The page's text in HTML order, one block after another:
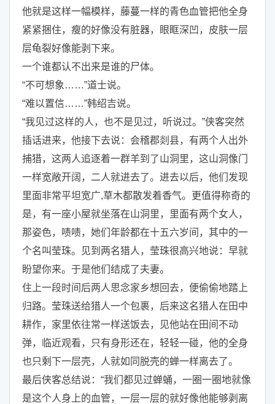
他就是这样一幅模样，藤蔓一样的青色血管把他全身
紧紧捆住，瘦的好像没有脏器，眼眶深凹，皮肤一层
层龟裂好像能剥下来。
一个谁都认不出来是谁的尸体。
“不可想象……”道士说。
“难以置信……”韩绍吉说。
“我见过这样的人，也不是见过，听说过。”侠客突然
插话进来，他接下去说：会稽郡剡县，有两个人出外
捕猎，这两人追逐着一群羊到了山洞里，这山洞像门
一样宽敞开阔，二人就进去了。进去以后，他们发现
里面非常平坦宽广,草木都散发着香气。更值得称奇的
是，有一座小屋就坐落在山洞里，里面有两个女人，
那姿色，啧啧，她们年龄都在十五六岁间，其中的一
个名叫莹珠。见到两名猎人，莹珠很高兴地说：早就
盼望你来。于是他们结成了夫妻。
住上一段时间后两人思念家乡想回去，便偷偷地踏上
归路。莹珠送给猎人一个包裹，后来这名猎人在田中
耕作，家里依往常一样送饭去，见他站在田间不动
弹，临近观看，只有身形还在，轻轻一碰，他的全身
也只剩下一层壳，人就如同脱壳的蝉一样离去了。
最后侠客总结说：“我们都见过蝉蛹，一圈一圈地就像
是这个人身上的血管，一层一层的就好像他能够剥离